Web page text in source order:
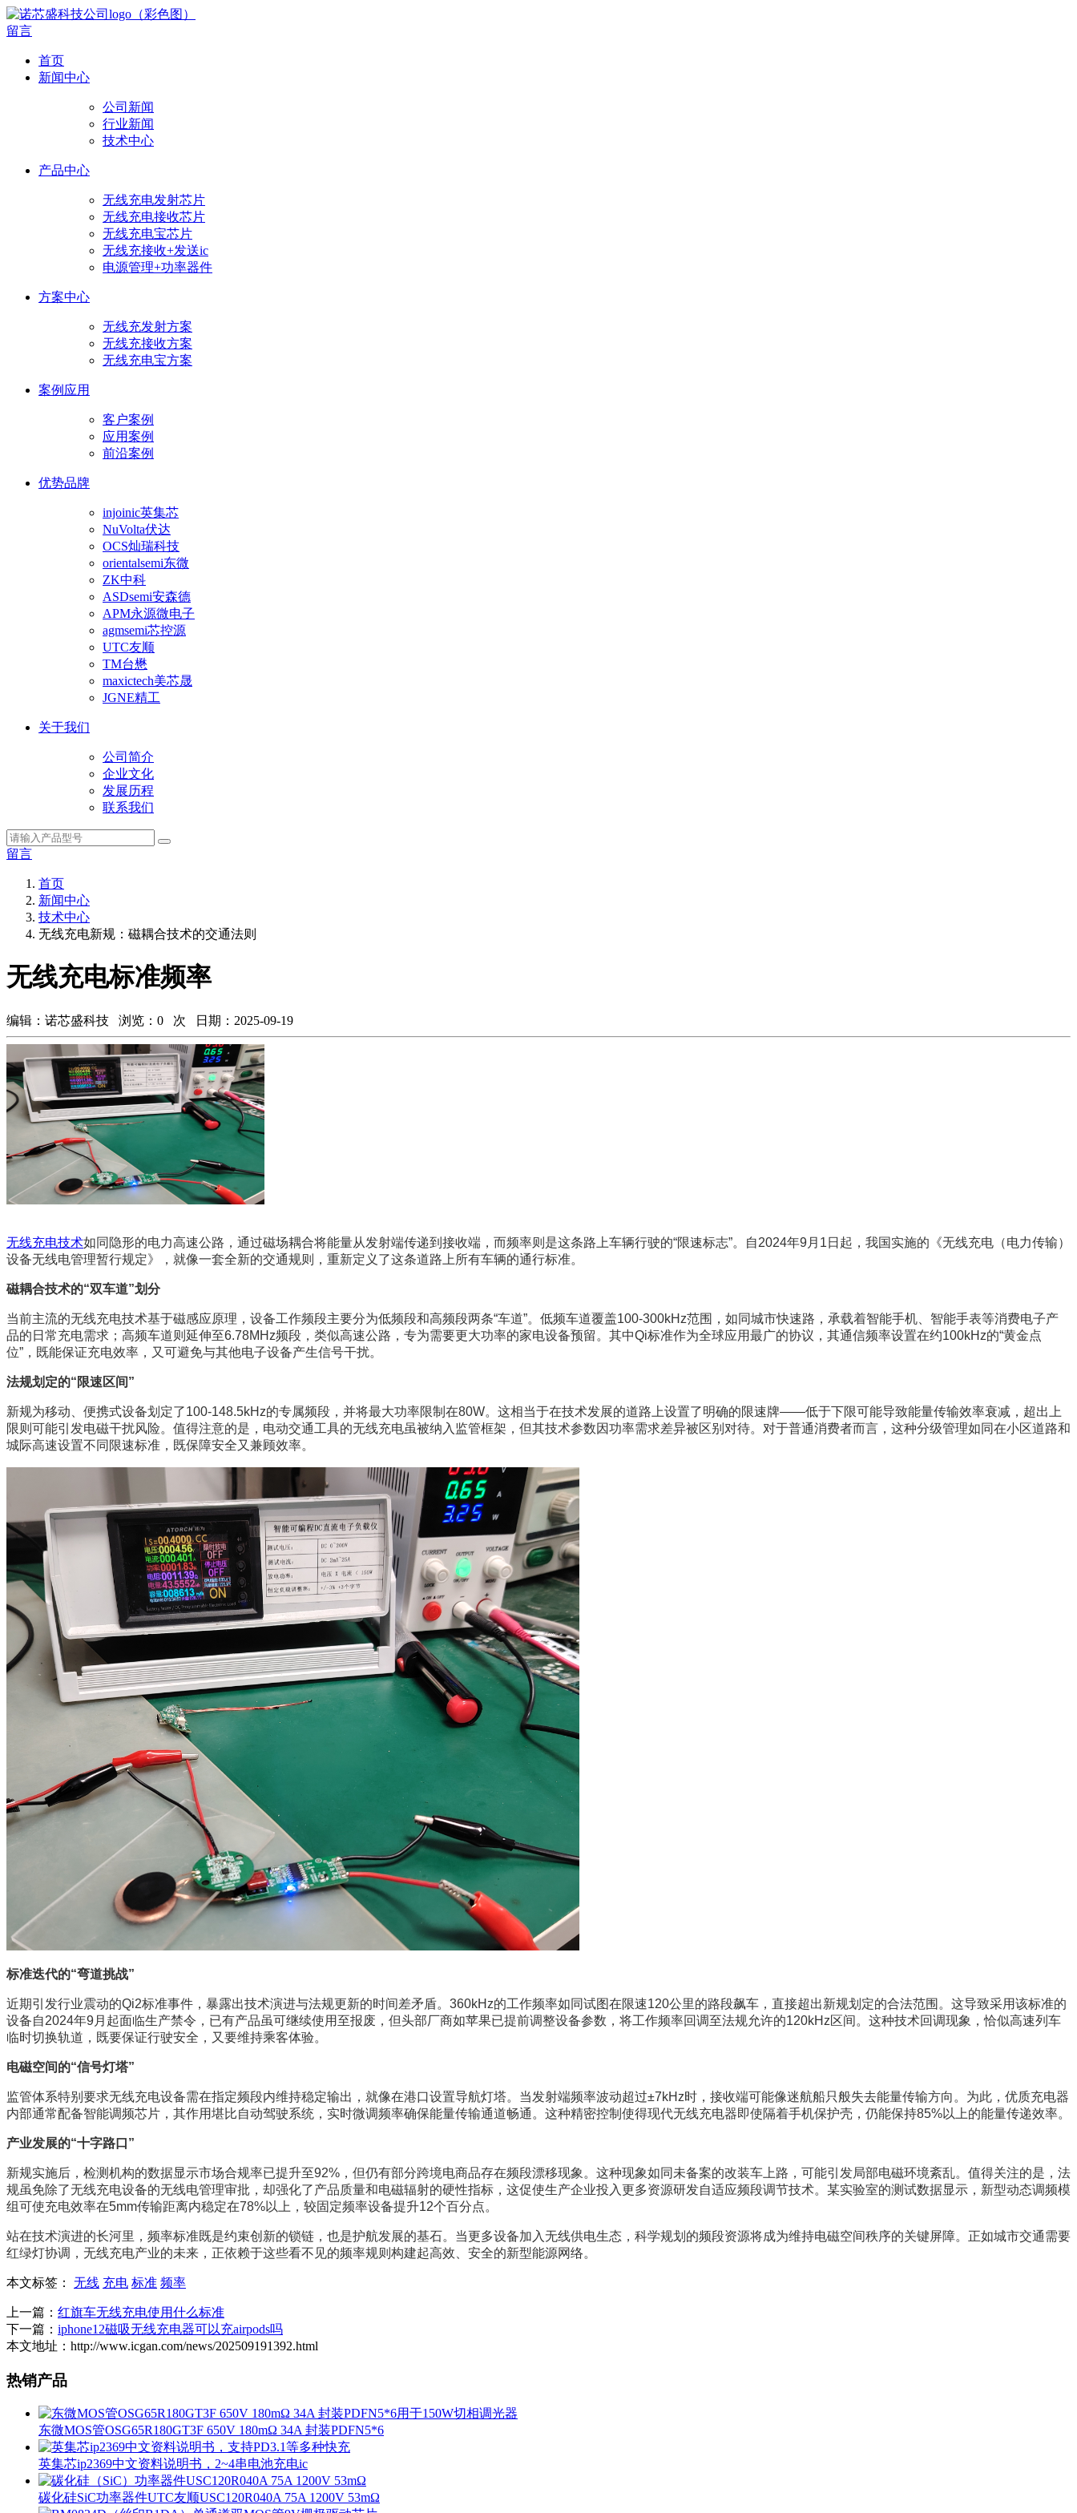
留言
首页
新闻中心
公司新闻
行业新闻
技术中心
产品中心
无线充电发射芯片
无线充电接收芯片
无线充电宝芯片
无线充接收+发送ic
电源管理+功率器件
方案中心
无线充发射方案
无线充接收方案
无线充电宝方案
案例应用
客户案例
应用案例
前沿案例
优势品牌
injoinic英集芯
NuVolta伏达
OCS灿瑞科技
orientalsemi东微
ZK中科
ASDsemi安森德
APM永源微电子
agmsemi芯控源
UTC友顺
TM台懋
maxictech美芯晟
JGNE精工
关于我们
公司简介
企业文化
发展历程
联系我们
留言
首页
新闻中心
技术中心
无线充电新规：磁耦合技术的交通法则
无线充电标准频率
编辑：诺芯盛科技 浏览： 0 次 日期：2025-09-19
无线充电技术如同隐形的电力高速公路，通过磁场耦合将能量从发射端传递到接收端，而频率则是这条路上车辆行驶的“限速标志”。自2024年9月1日起，我国实施的《无线充电（电力传输）
设备无线电管理暂行规定》，就像一套全新的交通规则，重新定义了这条道路上所有车辆的通行标准。
磁耦合技术的“双车道”划分
当前主流的无线充电技术基于磁感应原理，设备工作频段主要分为低频段和高频段两条“车道”。低频车道覆盖100-300kHz范围，如同城市快速路，承载着智能手机、智能手表等消费电子产
品的日常充电需求；高频车道则延伸至6.78MHz频段，类似高速公路，专为需要更大功率的家电设备预留。其中Qi标准作为全球应用最广的协议，其通信频率设置在约100kHz的“黄金点
位”，既能保证充电效率，又可避免与其他电子设备产生信号干扰。
法规划定的“限速区间”
新规为移动、便携式设备划定了100-148.5kHz的专属频段，并将最大功率限制在80W。这相当于在技术发展的道路上设置了明确的限速牌——低于下限可能导致能量传输效率衰减，超出上
限则可能引发电磁干扰风险。值得注意的是，电动交通工具的无线充电虽被纳入监管框架，但其技术参数因功率需求差异被区别对待。对于普通消费者而言，这种分级管理如同在小区道路和
城际高速设置不同限速标准，既保障安全又兼顾效率。
标准迭代的“弯道挑战”
近期引发行业震动的Qi2标准事件，暴露出技术演进与法规更新的时间差矛盾。360kHz的工作频率如同试图在限速120公里的路段飙车，直接超出新规划定的合法范围。这导致采用该标准的
设备自2024年9月起面临生产禁令，已有产品虽可继续使用至报废，但头部厂商如苹果已提前调整设备参数，将工作频率回调至法规允许的120kHz区间。这种技术回调现象，恰似高速列车
临时切换轨道，既要保证行驶安全，又要维持乘客体验。
电磁空间的“信号灯塔”
监管体系特别要求无线充电设备需在指定频段内维持稳定输出，就像在港口设置导航灯塔。当发射端频率波动超过±7kHz时，接收端可能像迷航船只般失去能量传输方向。为此，优质充电器
内部通常配备智能调频芯片，其作用堪比自动驾驶系统，实时微调频率确保能量传输通道畅通。这种精密控制使得现代无线充电器即使隔着手机保护壳，仍能保持85%以上的能量传递效率。
产业发展的“十字路口”
新规实施后，检测机构的数据显示市场合规率已提升至92%，但仍有部分跨境电商品存在频段漂移现象。这种现象如同未备案的改装车上路，可能引发局部电磁环境紊乱。值得关注的是，法
规虽免除了无线充电设备的无线电管理审批，却强化了产品质量和电磁辐射的硬性指标，这促使生产企业投入更多资源研发自适应频段调节技术。某实验室的测试数据显示，新型动态调频模
组可使充电效率在5mm传输距离内稳定在78%以上，较固定频率设备提升12个百分点。
站在技术演进的长河里，频率标准既是约束创新的锁链，也是护航发展的基石。当更多设备加入无线供电生态，科学规划的频段资源将成为维持电磁空间秩序的关键屏障。正如城市交通需要
红绿灯协调，无线充电产业的未来，正依赖于这些看不见的频率规则构建起高效、安全的新型能源网络。
本文标签： 无线 充电 标准 频率
上一篇： 红旗车无线充电使用什么标准
下一篇： iphone12磁吸无线充电器可以充airpods吗
本文地址：http://www.icgan.com/news/202509191392.html
热销产品
东微MOS管OSG65R180GT3F 650V 180mΩ 34A 封装PDFN5*6
英集芯ip2369中文资料说明书，2~4串电池充电ic
碳化硅SiC功率器件UTC友顺USC120R040A 75A 1200V 53mΩ